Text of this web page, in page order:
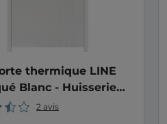
thermique LINE
Blanc - Huisserie
2 avis